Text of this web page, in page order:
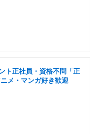
ト正社員・資格不問「正
メ・マンガ好き歓迎